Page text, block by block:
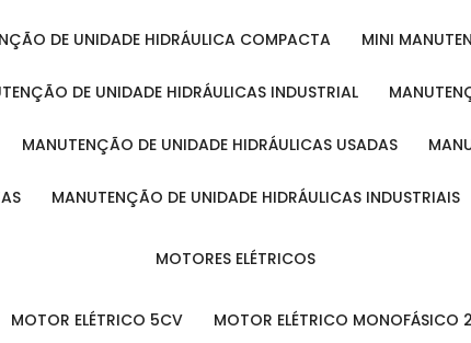
DE UNIDADE HIDRÁULICA COMPACTA MINI
DE UNIDADE HIDRÁULICAS INDUSTRIAL
MANUTENÇÃO DE UNIDADE HIDRÁULICAS USADAS
MANUTENÇÃO DE UNIDADE HIDRÁULICAS INDUSTRIAIS
MOTORES ELÉTRICOS
MOTOR ELÉTRICO 5CV MOTOR ELÉTRICO MONOFÁSICO